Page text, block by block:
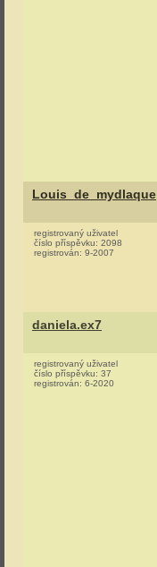
Louis_de_mydlaque
registrovaný uživatel
číslo příspěvku: 2098
registrován: 9-2007
daniela.ex7
registrovaný uživatel
číslo příspěvku: 37
registrován: 6-2020